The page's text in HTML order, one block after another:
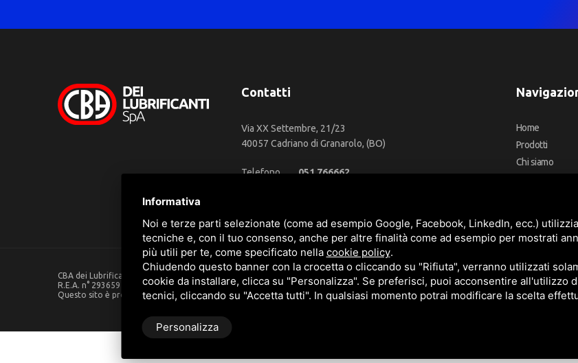
Contatti
Via XX Settembre, 21/23
40057 Cadriano di Granarolo, (BO)
Telefono
051 766662
Home
Prodotti
Chi siamo
CBA dei Lubrificanti Spa - P. IVA 00624811204 - Codice fiscale 03472740376
R.E.A. n° 293659 - REG. IMPRESE BO Capitale Sociale €. 120.000 int. versati -Sitemap
Questo sito è protetto da Google reCAPTCHA v3,Privacy Policye Termini di serviziodi Google
Informativa
Noi e terze parti selezionate (come ad esempio Google, Facebook, LinkedIn, ecc.)
tecniche e, con il tuo consenso, anche per altre finalità come ad esempio per mostrati
più utili per te, come specificato nella cookie policy.
Chiudendo questo banner con la crocetta o cliccando su "Rifiuta", verranno utilizzati
cookie da installare, clicca su "Personalizza". Se preferisci, puoi acconsentire all'utilizzo
tecnici, cliccando su "Accetta tutti". In qualsiasi momento potrai modificare la scelta
Personalizza